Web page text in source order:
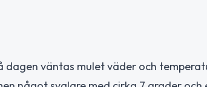
dagen väntas mulet väder och